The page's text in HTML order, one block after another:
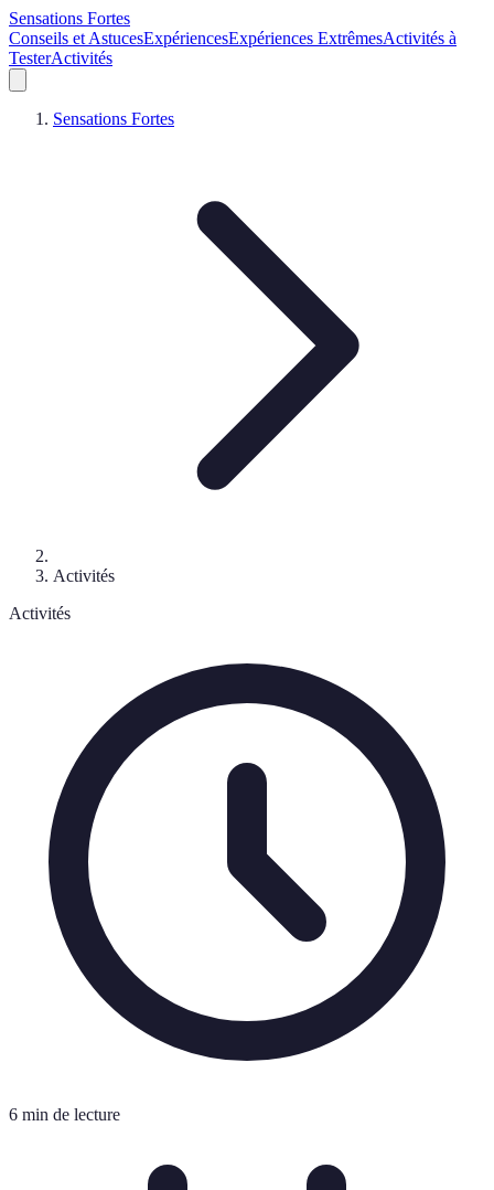
Sensations Fortes
Conseils et AstucesExpériencesExpériences ExtrêmesActivités à
TesterActivités
Sensations Fortes
Activités
Activités
6 min de lecture